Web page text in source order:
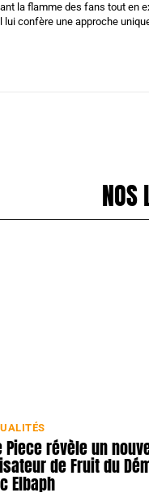
la flamme des fans tout en
confère une approche
NOS
Piece révèle un
de Fruit du
Elbaph